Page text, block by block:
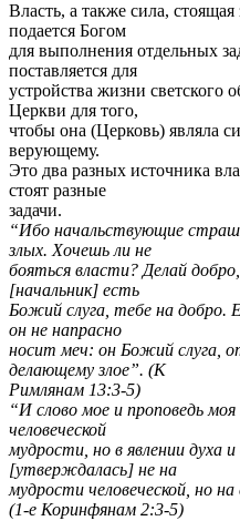
Власть, а также сила,
подается Богом
для выполнения отдельных
поставляется для
устройства жизни светского
Церкви для того,
чтобы она (Церковь) являла
верующему.
Это два разных источника
стоят разные
задачи.
“Ибо начальствующие
злых. Хочешь ли не
бояться власти? Делай
[начальник] есть
Божий слуга, тебе на добро.
он не напрасно
носит меч: он Божий слуга,
делающему злое”. (К
Римлянам 13:3-5)
“И слово мое и проповедь
человеческой
мудрости, но в явлении духа
[утверждалась] не на
мудрости человеческой, но
(1-е Коринфянам 2:3-5)